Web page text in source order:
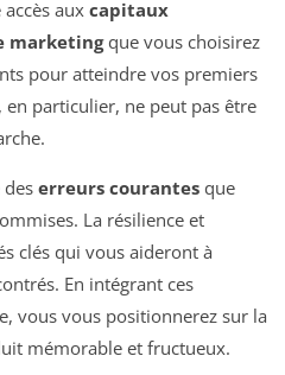
aux capitaux
marketingque vous choisirez
pour atteindre vos premiers
, en particulier, ne peut pas être
des erreurs courantes que
La résilience et
clés qui vous aideront à
En intégrant ces
vous vous positionnerez sur la
mémorable et fructueux.